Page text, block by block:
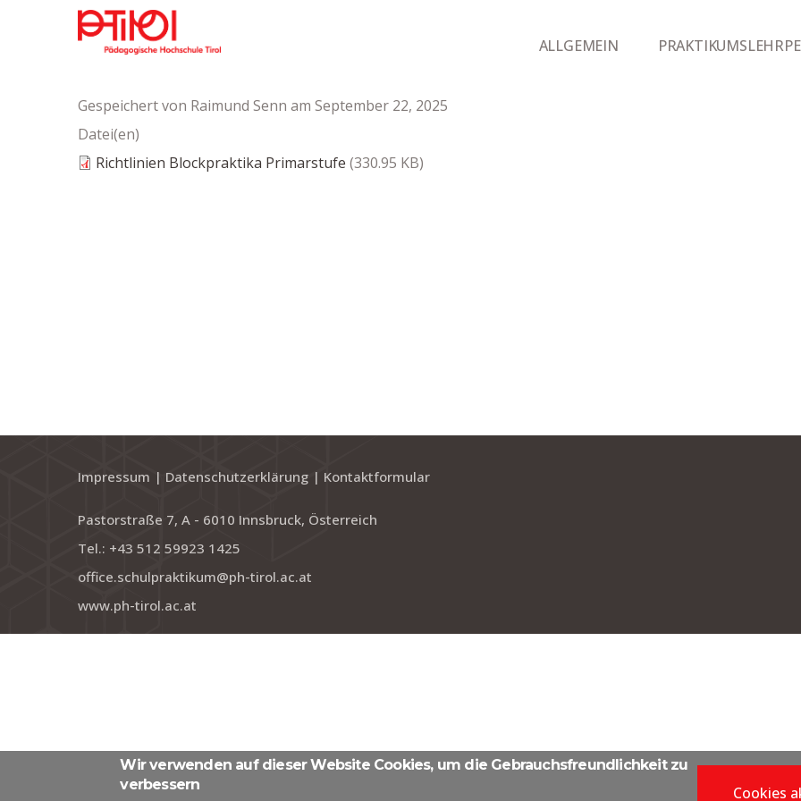
ALLGEMEIN
Gespeichert von Raimund Senn am September 22, 2025
Datei(en)
Richtlinien Blockpraktika Primarstufe (330.95 KB)
Impressum | Datenschutzerklärung | Kontaktformular
Pastorstraße 7, A - 6010 Innsbruck, Österreich
Tel.: +43 512 59923 1425
office.schulpraktikum@ph-tirol.ac.at
www.ph-tirol.ac.at
Wir verwenden auf dieser Website Cookies, um die Gebrauchsfreundlichkeit zu
verbessern
Cookies